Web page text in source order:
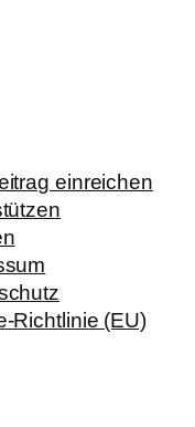
einreichen
Richtlinie (EU)